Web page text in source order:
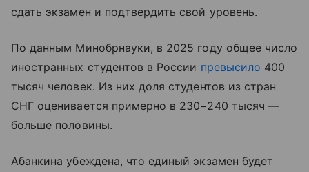
сдать экзамен и подтвердить свой уровень.
По данным Минобрнауки, в 2025 году общее число
иностранных студентов в России превысило 400
тысяч человек. Из них доля студентов из стран
СНГ оценивается примерно в 230−240 тысяч —
больше половины.
Абанкина убеждена, что единый экзамен будет